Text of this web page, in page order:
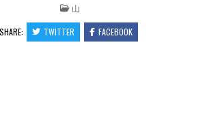
POSTED
IN
山
SHARE: TWITTER FACEBOOK